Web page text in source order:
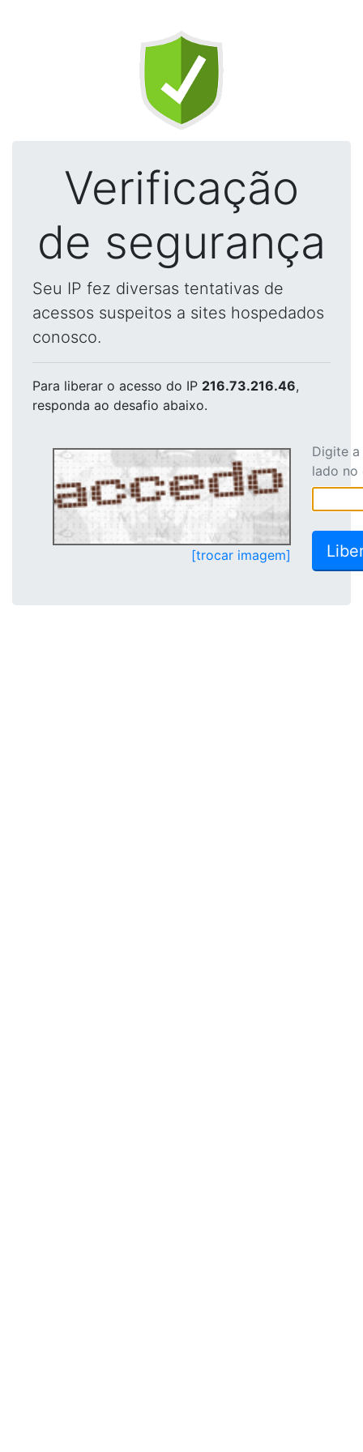
Verificação
de segurança
Seu IP fez diversas tentativas de
acessos suspeitos a sites hospedados
conosco.
Para liberar o acesso do IP 216.73.216.46,
responda ao desafio abaixo.
[trocar imagem]
Digite
lado no